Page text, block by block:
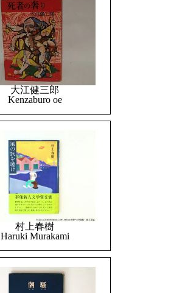
大江健三郎
Kenzaburo oe
村上春樹
Haruki Murakami